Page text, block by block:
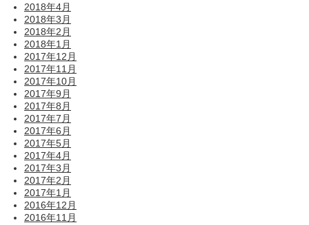
2018年4月
2018年3月
2018年2月
2018年1月
2017年12月
2017年11月
2017年10月
2017年9月
2017年8月
2017年7月
2017年6月
2017年5月
2017年4月
2017年3月
2017年2月
2017年1月
2016年12月
2016年11月